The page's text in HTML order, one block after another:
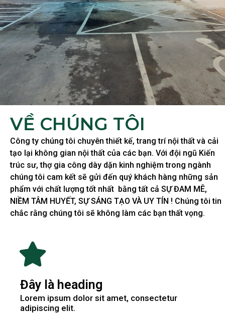
VỀ CHÚNG TÔI
Công ty chúng tôi chuyên thiết kế, trang trí nội thất và cải
tạo lại không gian nội thất của các bạn. Với đội ngũ Kiến
trúc sư, thợ gia công dày dặn kinh nghiệm trong ngành
chúng tôi cam kết sẽ gửi đến quý khách hàng những sản
phẩm với chất lượng tốt nhất bằng tất cả SỰ ĐAM MÊ,
NIỀM TÂM HUYẾT, SỰ SÁNG TẠO VÀ UY TÍN ! Chúng tôi tin
chắc rằng chúng tôi sẽ không làm các bạn thất vọng.
Đây là heading
Lorem ipsum dolor sit amet, consectetur
adipiscing elit.